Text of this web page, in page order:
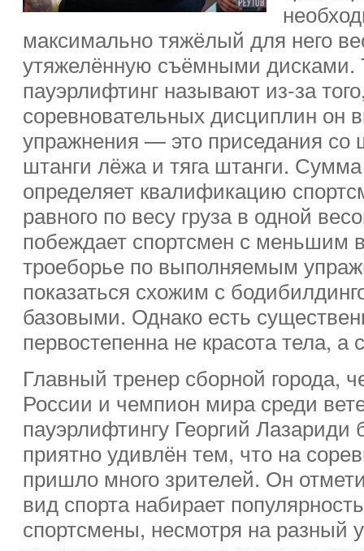
максимально тяжёлый для него
утяжелённую съёмными дисками.
пауэрлифтинг называют из-за
соревновательных дисциплин он
упражнения — это приседания со
штанги лёжа и тяга штанги. Сумма
определяет квалификацию
равного по весу груза в одной
побеждает спортсмен с меньшим
троеборье по выполняемым
показаться схожим с
базовыми. Однако есть
первостепенна не красота тела, а
Главный тренер сборной города,
России и чемпион мира среди
пауэрлифтингу Георгий Лазариди
приятно удивлён тем, что на
пришло много зрителей. Он
вид спорта набирает
спортсмены, несмотря на разный